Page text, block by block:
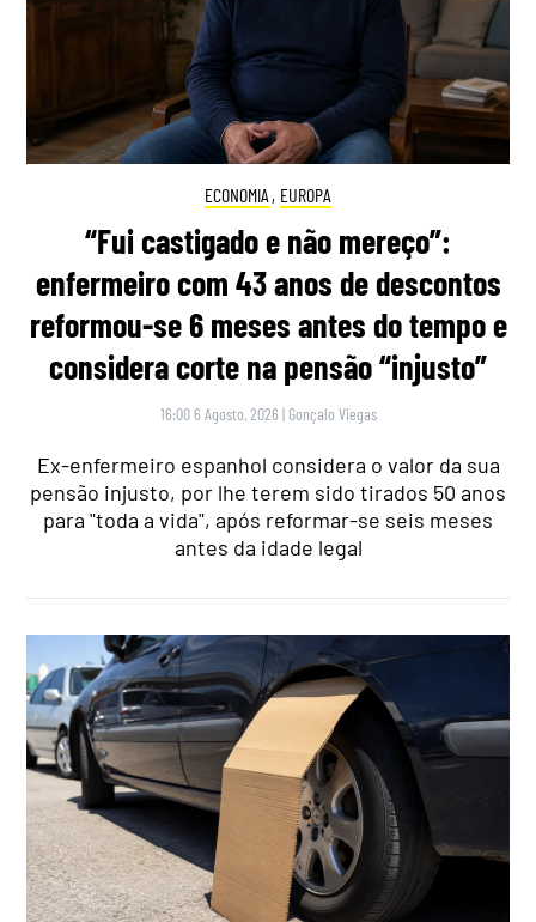
ECONOMIA , EUROPA
“Fui castigado e não mereço”:
enfermeiro com 43 anos de descontos
reformou-se 6 meses antes do tempo e
considera corte na pensão “injusto”
16:00 6 Agosto, 2026 | Gonçalo Viegas
Ex-enfermeiro espanhol considera o valor da sua
pensão injusto, por lhe terem sido tirados 50 anos
para "toda a vida", após reformar-se seis meses
antes da idade legal